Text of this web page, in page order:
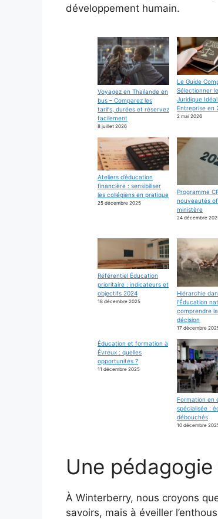
développement humain.
Voyagez en Thaïlande en
bus – Comparez les
tarifs, durées et réservez
facilement
8 juillet 2026
Le Guide
Sélectionner
Juridique
Entreprise en
2 mai 2026
Ateliers d’éducation
financière : sensibiliser
les collégiens en pratique
25 décembre 2025
Programme
nouveautés
ministère
24 décembre
Référentiel Éducation
prioritaire : indicateurs et
objectifs 2024
18 décembre 2025
Hiérarchie
l’Éducation
comprendre
décision
17 décembre
Éducation et formation à
Évreux : quelles
opportunités ?
11 décembre 2025
Formation en
spécialisée :
débouchés
10 décembre
Une
À Winterberry, nous croyons
savoirs, mais à éveiller